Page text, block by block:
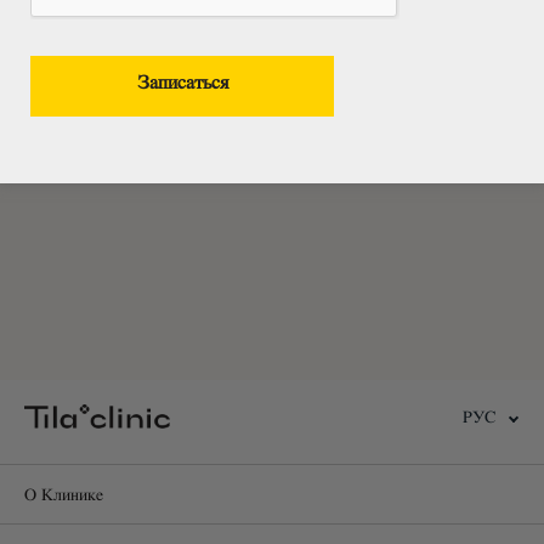
РУС
О Клинике